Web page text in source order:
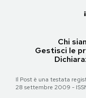
Chi
Gestisci le
Il Post è una testata
28 settembre 2009 -